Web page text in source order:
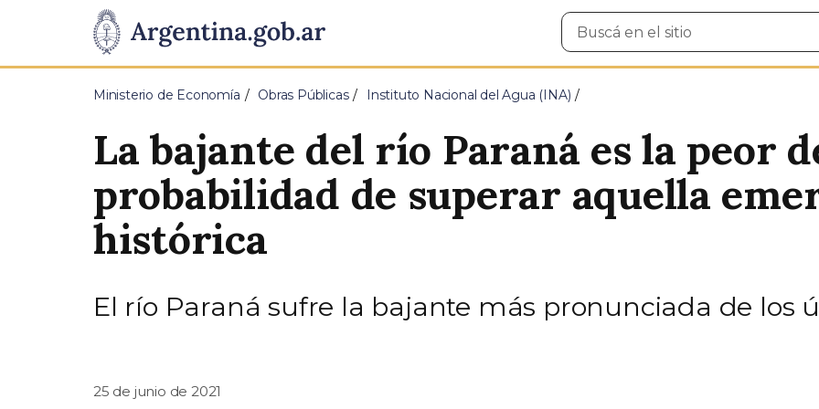
Presidencia
de
Pasar al contenido principal
Buscar
en
Ministerio de Economía Obras Públicas Instituto Nacional del Agua (INA)
La bajante del río Paraná es la peor
probabilidad de superar aquella
histórica
El río Paraná sufre la bajante más pronunciada de los
25 de junio de 2021